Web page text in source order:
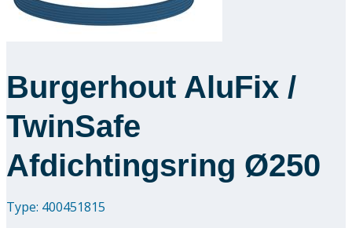
Burgerhout AluFix /
TwinSafe
Afdichtingsring Ø250
Type: 400451815